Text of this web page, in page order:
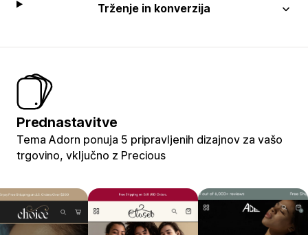
Trženje in konverzija
Prednastavitve
Tema Adorn ponuja 5 pripravljenih dizajnov za vašo
trgovino, vključno z Precious